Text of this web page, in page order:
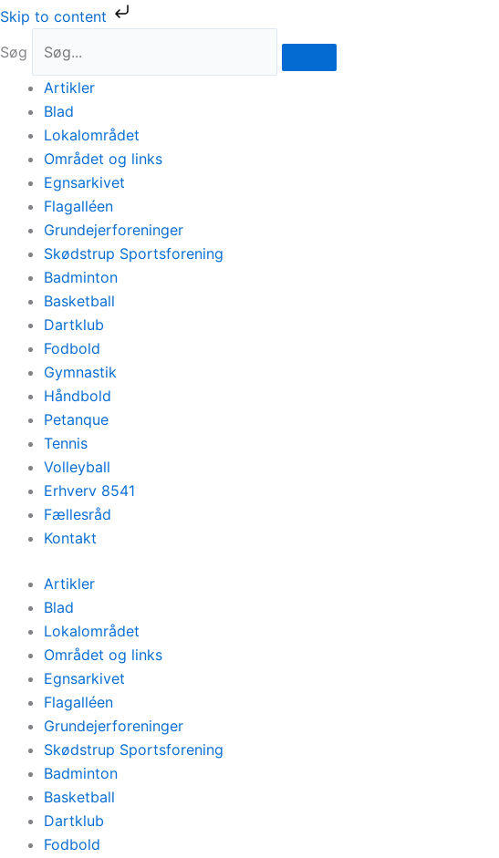
Skip to content
Gå
indholdet
Søg
Artikler
Blad
Lokalområdet
Området og links
Egnsarkivet
Flagalléen
Grundejerforeninger
Skødstrup Sportsforening
Badminton
Basketball
Dartklub
Fodbold
Gymnastik
Håndbold
Petanque
Tennis
Volleyball
Erhverv 8541
Fællesråd
Kontakt
Artikler
Blad
Lokalområdet
Området og links
Egnsarkivet
Flagalléen
Grundejerforeninger
Skødstrup Sportsforening
Badminton
Basketball
Dartklub
Fodbold